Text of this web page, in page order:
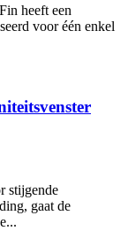
heeft een
voor één enkel
stijgende
gaat de